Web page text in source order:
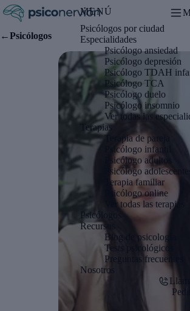
MENÚ
Psicólogos por ciudad
Especialidades
Psicólogo ansiedad
Psicólogo depresión
Psicólogo TDAH
Psicólogo TCA
Psicólogo duelo
Psicólogo insomnio
Ver todas las
Terapias
Terapia de pareja
Psicólogo infantil
Psicólogo adultos
Psicólogo adolescentes
Terapia familiar
Psicólogo online
Ver todas las terapias
Psicólogos
Recursos
Blog de psicología
Tests psicológicos
Preguntas frecuentes
Nosotros
←Psicólogos
Se abre en una pestaña nueva